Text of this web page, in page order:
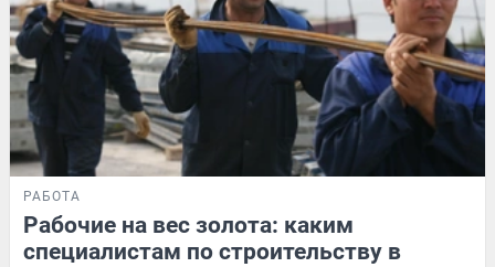
РАБОТА
Рабочие на вес золота: каким
специалистам по строительству в